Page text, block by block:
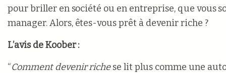
pour briller en société ou en entreprise, que vous
manager. Alors, êtes-vous prêt à devenir riche ?
L’avis de Koober :
“Comment devenir richese lit plus comme une